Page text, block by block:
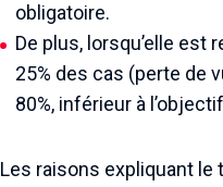
obligatoire.
De plus, lorsqu’elle
25% des cas (perte de
80%, inférieur à l’objectif
Les raisons expliquant le